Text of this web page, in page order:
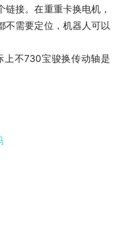
接。在重重卡换电机，
不需要定位，机器人可以
不730宝骏换传动轴是